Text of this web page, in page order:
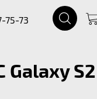
75-73
Galaxy S2